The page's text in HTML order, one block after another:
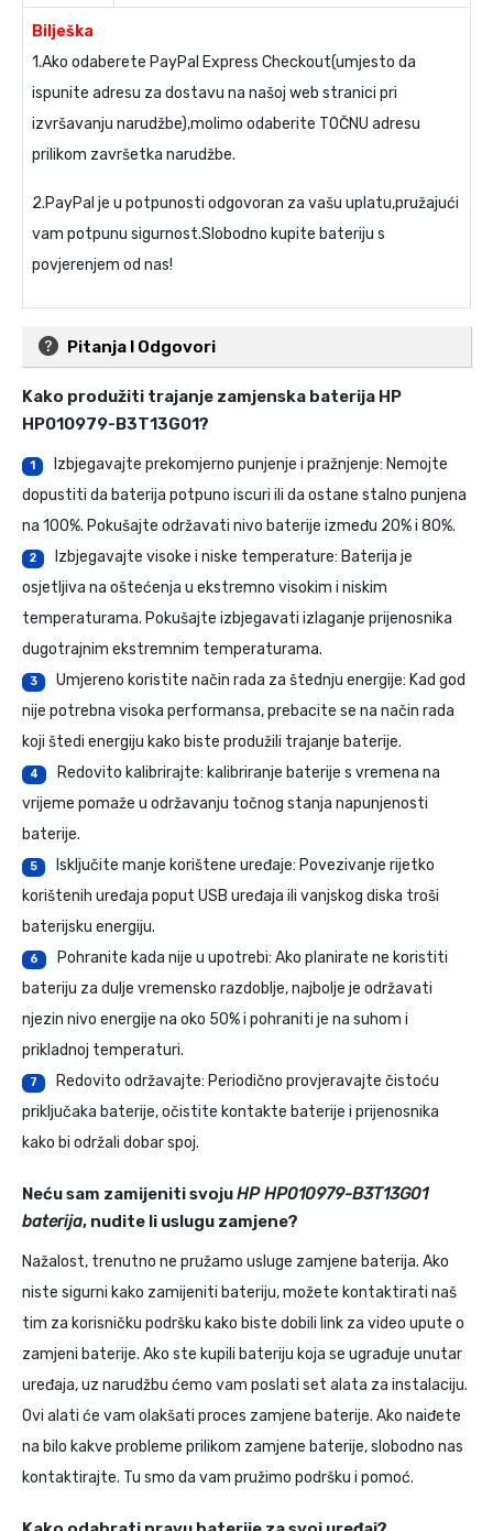
Bilješka
1.Ako odaberete PayPal Express Checkout(umjesto da
ispunite adresu za dostavu na našoj web stranici pri
izvršavanju narudžbe),molimo odaberite TOČNU adresu
prilikom završetka narudžbe.
2.PayPal je u potpunosti odgovoran za vašu uplatu,pružajući
vam potpunu sigurnost.Slobodno kupite bateriju s
povjerenjem od nas!
Pitanja I Odgovori
Kako produžiti trajanje zamjenska baterija HP
HP010979-B3T13G01?
1
Izbjegavajte prekomjerno punjenje i pražnjenje: Nemojte
dopustiti da baterija potpuno iscuri ili da ostane stalno punjena
na 100%. Pokušajte održavati nivo baterije između 20% i 80%.
2
Izbjegavajte visoke i niske temperature: Baterija je
osjetljiva na oštećenja u ekstremno visokim i niskim
temperaturama. Pokušajte izbjegavati izlaganje prijenosnika
dugotrajnim ekstremnim temperaturama.
3
Umjereno koristite način rada za štednju energije: Kad god
nije potrebna visoka performansa, prebacite se na način rada
koji štedi energiju kako biste produžili trajanje baterije.
4
Redovito kalibrirajte: kalibriranje baterije s vremena na
vrijeme pomaže u održavanju točnog stanja napunjenosti
baterije.
5
Isključite manje korištene uređaje: Povezivanje rijetko
korištenih uređaja poput USB uređaja ili vanjskog diska troši
baterijsku energiju.
6
Pohranite kada nije u upotrebi: Ako planirate ne koristiti
bateriju za dulje vremensko razdoblje, najbolje je održavati
njezin nivo energije na oko 50% i pohraniti je na suhom i
prikladnoj temperaturi.
7
Redovito održavajte: Periodično provjeravajte čistoću
priključaka baterije, očistite kontakte baterije i prijenosnika
kako bi održali dobar spoj.
Neću sam zamijeniti svojuHP HP010979-B3T13G01
baterija, nudite li uslugu zamjene?
Nažalost, trenutno ne pružamo usluge zamjene baterija. Ako
niste sigurni kako zamijeniti bateriju, možete kontaktirati naš
tim za korisničku podršku kako biste dobili link za video upute o
zamjeni baterije. Ako ste kupili bateriju koja se ugrađuje unutar
uređaja, uz narudžbu ćemo vam poslati set alata za instalaciju.
Ovi alati će vam olakšati proces zamjene baterije. Ako naiđete
na bilo kakve probleme prilikom zamjene baterije, slobodno nas
kontaktirajte. Tu smo da vam pružimo podršku i pomoć.